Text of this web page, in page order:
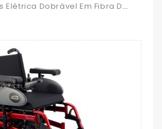
Cadeira De Rodas Elétrica Dobrável Em Fibra De Carbono G-Move C2 9004